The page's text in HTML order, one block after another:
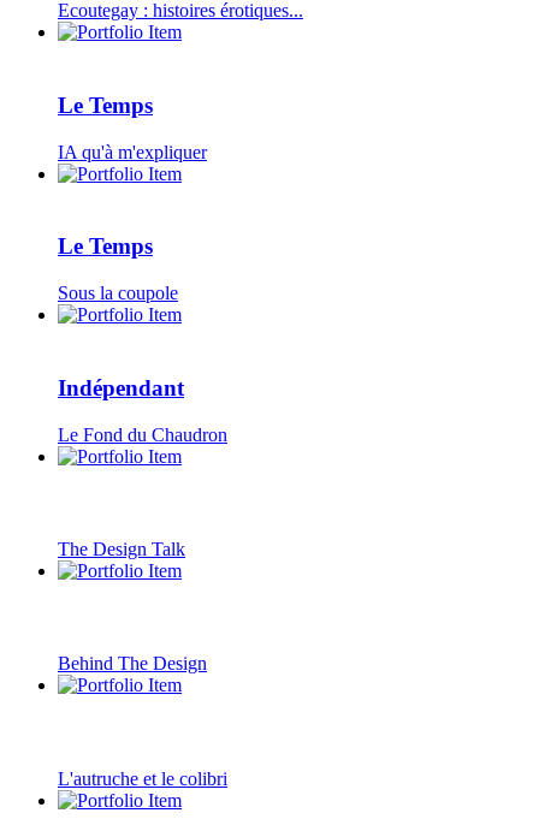
Ecoutegay : histoires érotiques...
Le Temps
IA qu'à m'expliquer
Le Temps
Sous la coupole
Indépendant
Le Fond du Chaudron
The Design Talk
Behind The Design
L'autruche et le colibri